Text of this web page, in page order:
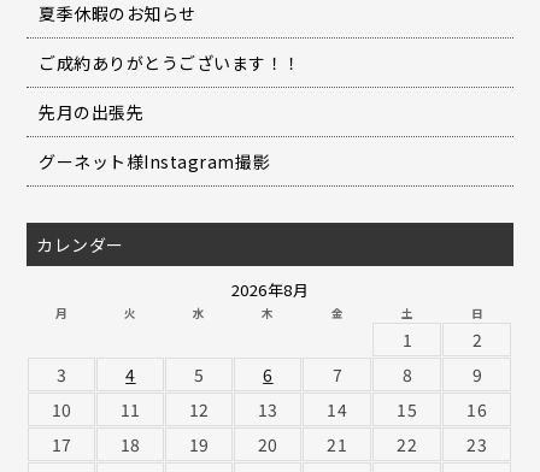
夏季休暇のお知らせ
ご成約ありがとうございます！！
先月の出張先
グーネット様Instagram撮影
カレンダー
2026年8月
月 火 水 木 金 土 日
1
2
3
4 5 6 7 8
9
10
11 12 13 14 15
16
17
18 19 20 21 22
23